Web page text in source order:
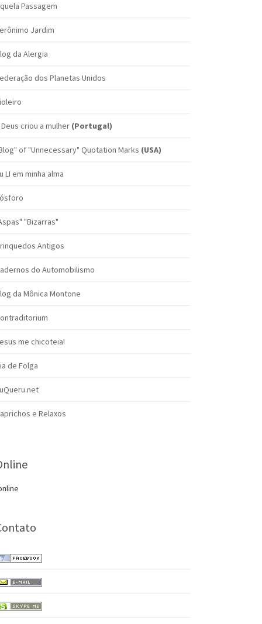
Passagem
Jardim
da Alergia
dos Planetas Unidos
Deus criou a mulher (Portugal)
of "Unnecessary" Quotation Marks (USA)
LI em minha alma
"Bizarras"
Antigos
do Automobilismo
da Mônica Montone
me chicoteia!
de Folga
e Relaxos